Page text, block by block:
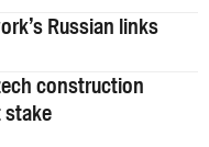
Russian links
construction
stake